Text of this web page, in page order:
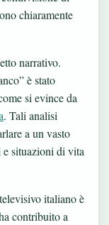
chiaramente
narrativo.
è stato
si evince da
. Tali analisi
a un vasto
situazioni di vita
italiano è
contribuito a